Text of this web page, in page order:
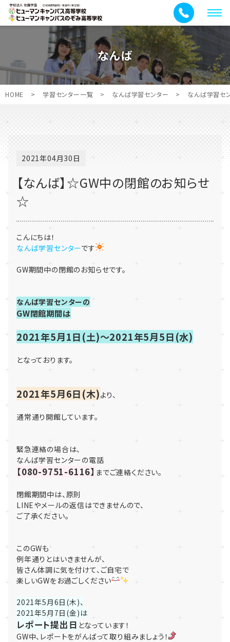
メ
ニ
ュ
ー
なんば
HOME > 学習センター一覧 > なんば学習センター > なんば学習セ
2021年04月30日
【なんば】☆GW中の閉館のお知らせ
☆
こんにちは！
なんば学習センターです
GW期間中の閉館のお知らせです。
なんば学習センターの
GW閉館期間は
2021年5月1日(土)～2021年5月5日(水)
となっております。
2021年5月6日(木)より、
通常通り開館しています。
緊急連絡の場合は、
なんば学習センターの電話
【080-9751-6116】 までご連絡ください。
閉館期間中は、原則
LINEやメールの返信はできませんので、
ご了承ください。
このGWも
例年通りとはいきませんが、
皆さん体調に気を付けて、ご自宅で
楽しいGWをお過ごしください
2021年5月6日(木)、
2021年5月7日(金)は
レポート提出日 となっています！
GW中、レポートをがんばって取り組みましょう！